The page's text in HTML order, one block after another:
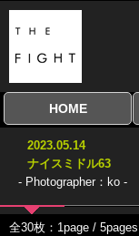
HOME
全興行を表示
ナイスミドル
アマチュアキック
協議会
全日本学生キック
建武館キッズ大会
Bigbang
おやじファイト
2023.05.14
ナイスミドル63
- Photographer：ko -
全30枚：1page / 5pages